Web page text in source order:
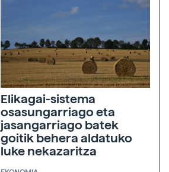
Elikagai-sistema
osasungarriago eta
jasangarriago batek
goitik behera aldatuko
luke nekazaritza